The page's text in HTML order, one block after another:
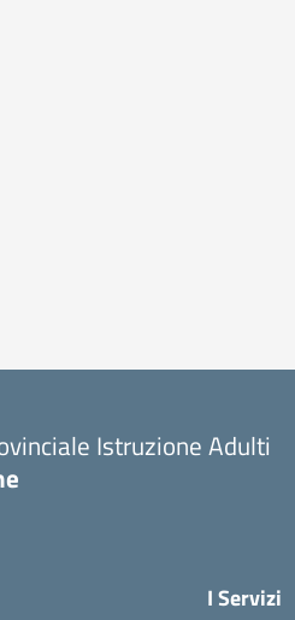
Istruzione Adulti
I Servizi